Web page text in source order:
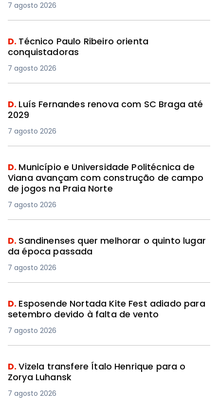
7 agosto 2026
D. Técnico Paulo Ribeiro orienta
conquistadoras
7 agosto 2026
D. Luís Fernandes renova com SC Braga até
2029
7 agosto 2026
D. Município e Universidade Politécnica de
Viana avançam com construção de campo
de jogos na Praia Norte
7 agosto 2026
D. Sandinenses quer melhorar o quinto lugar
da época passada
7 agosto 2026
D. Esposende Nortada Kite Fest adiado para
setembro devido à falta de vento
7 agosto 2026
D.Vizela transfere Ítalo Henrique para o
Zorya Luhansk
7 agosto 2026